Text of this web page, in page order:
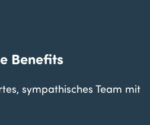
Benefits
sympathisches Team mit